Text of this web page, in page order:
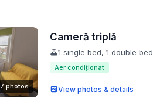
7 photos
Cameră triplă
1 single bed, 1 double bed
Aer condiționat
View photos & details